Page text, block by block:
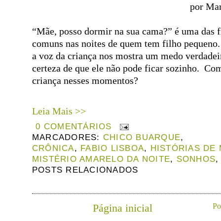
por
“Mãe, posso dormir na sua cama?” é uma das
comuns nas noites de quem tem filho
a voz da criança nos mostra um medo
certeza de que ele não pode ficar sozinho.
criança nesses momentos?
Leia Mais >>
0 COMENTÁRIOS
MARCADORES: CHICO BUARQUE,
CRÔNICA, FABIO LISBOA, HISTÓRIAS DE
MISTÉRIO AMARELO DA NOITE, SONHOS
POSTS RELACIONADOS
Página inicial